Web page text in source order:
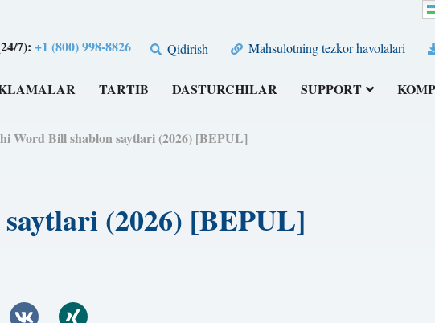
7):+1 (800) 998-8826 Qidirish Mahsulotning tezkor havolalari
TARTIB DASTURCHILAR SUPPORT
Word Bill shablon saytlari (2026) [BEPUL]
(2026) [BEPUL]